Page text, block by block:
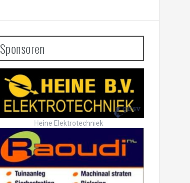
Sponsoren
Heine Elektrotechniek